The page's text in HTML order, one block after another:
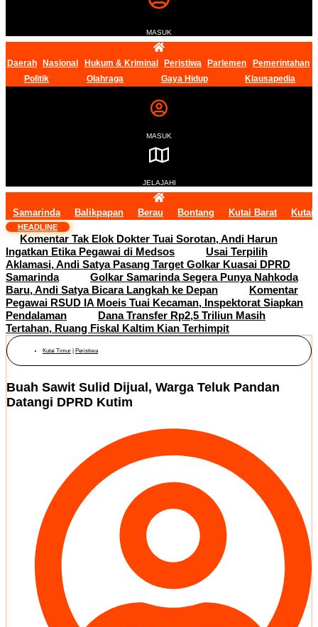
MASUK
Daerah Nasional Hukum & Kriminal Peristiwa Parlemen
Pemerintahan
Politik
Olahraga Gaya Hidup Klausapedia
MASUK
JELAJAHI
Samarinda Balikpapan Berau Bontang Kutai Barat Kutai
HEADLINE
Komentar Tak Elok Dokter Tuai Sorotan, Andi Harun
Ingatkan Etika Pegawai di Medsos
Usai Terpilih
Aklamasi, Andi Satya Pasang Target Golkar Kuasai DPRD
Samarinda
Golkar Samarinda Segera Punya Nahkoda
Baru, Andi Satya Bicara Langkah ke Depan
Komentar
Pegawai RSUD IA Moeis Tuai Kecaman, Inspektorat Siapkan
Pendalaman
Dana Transfer Rp2,5 Triliun Masih
Tertahan, Ruang Fiskal Kaltim Kian Terhimpit
Kutai Timur Peristiwa
Buah Sawit Sulid Dijual, Warga Teluk Pandan
Datangi DPRD Kutim